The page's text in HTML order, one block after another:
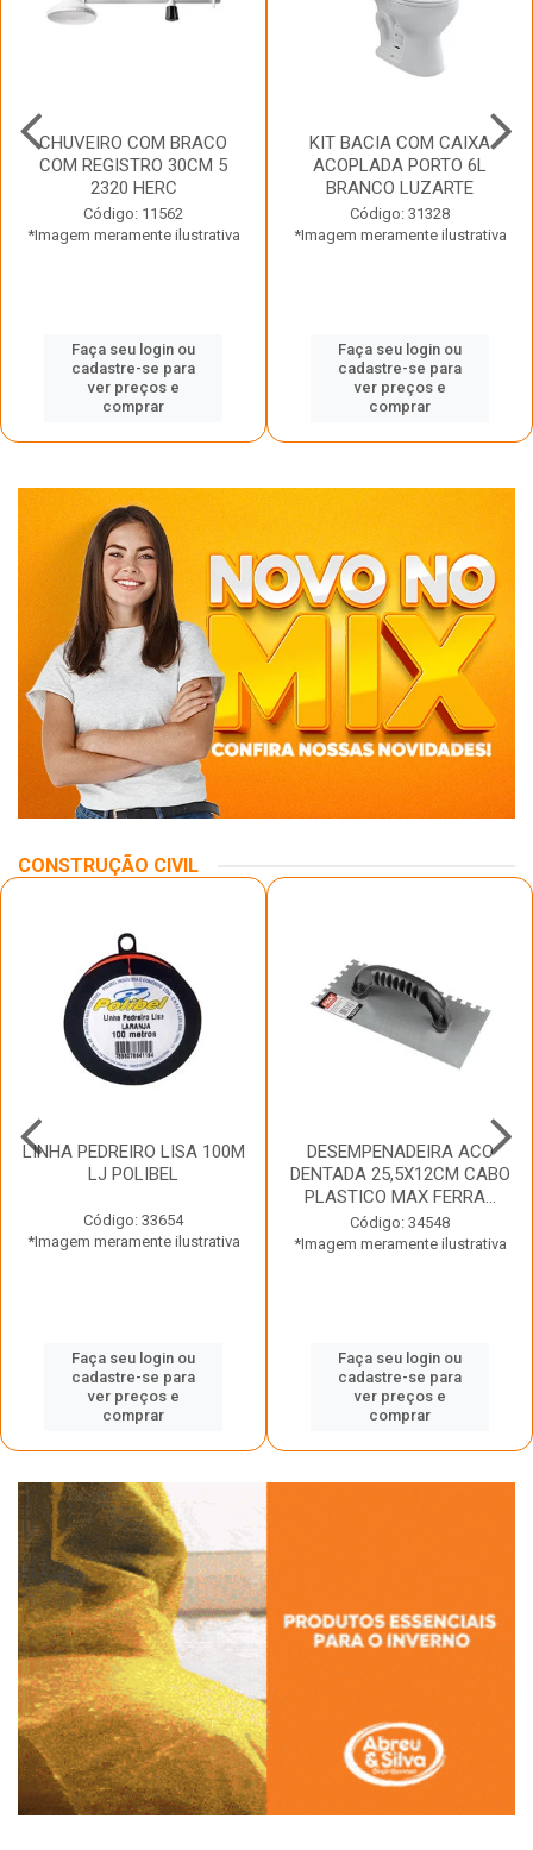
CHUVEIRO COM BRACO
COM REGISTRO 30CM 5
2320 HERC
Código: 11562
*Imagem meramente ilustrativa
Faça seu login ou
cadastre-se para
ver preços e
comprar
KIT BACIA COM CAIXA
ACOPLADA PORTO 6L
BRANCO LUZARTE
Código: 31328
*Imagem meramente ilustrativa
Faça seu login ou
cadastre-se para
ver preços e
comprar
CONSTRUÇÃO CIVIL
LINHA PEDREIRO LISA 100M
LJ POLIBEL
Código: 33654
*Imagem meramente ilustrativa
Faça seu login ou
cadastre-se para
ver preços e
comprar
DESEMPENADEIRA ACO
DENTADA 25,5X12CM CABO
PLASTICO MAX FERRA...
Código: 34548
*Imagem meramente ilustrativa
Faça seu login ou
cadastre-se para
ver preços e
comprar